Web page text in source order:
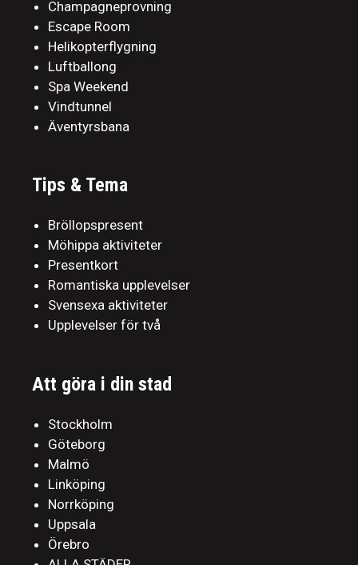
Champagneprovning
Escape Room
Helikopterflygning
Luftballong
Spa Weekend
Vindtunnel
Äventyrsbana
Tips & Tema
Bröllopspresent
Möhippa aktiviteter
Presentkort
Romantiska upplevelser
Svensexa aktiviteter
Upplevelser för två
Att göra i din stad
Stockholm
Göteborg
Malmö
Linköping
Norrköping
Uppsala
Örebro